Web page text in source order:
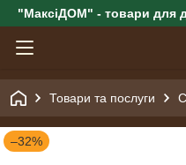
"МаксіДОМ" - товари для
Товари та послуги
–32%